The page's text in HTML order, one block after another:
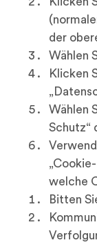
der
Wählen
Klicken
Wählen
Schutz“
welche
Bitten